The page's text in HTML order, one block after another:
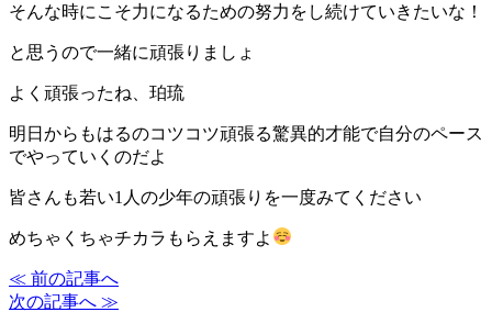
そんな時にこそ力になるための努力をし続けていきたいな！
と思うので一緒に頑張りましょ
よく頑張ったね、珀琉
明日からもはるのコツコツ頑張る驚異的才能で自分のペース
でやっていくのだよ
皆さんも若い1人の少年の頑張りを一度みてください
めちゃくちゃチカラもらえますよ
≪ 前の記事へ
次の記事へ ≫